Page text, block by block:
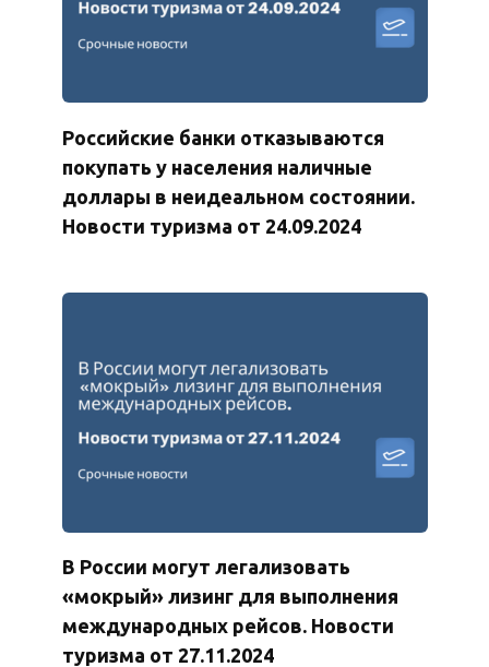
Российские банки отказываются
покупать у населения наличные
доллары в неидеальном состоянии.
Новости туризма от 24.09.2024
В России могут легализовать
«мокрый» лизинг для выполнения
международных рейсов. Новости
туризма от 27.11.2024